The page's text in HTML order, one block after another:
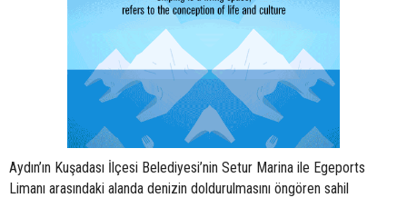
Aydın’ın Kuşadası İlçesi Belediyesi’nin Setur Marina ile Egeports
Limanı arasındaki alanda denizin doldurulmasını öngören sahil